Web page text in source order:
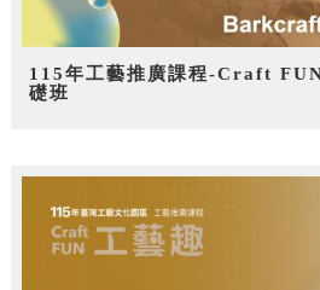
115年工藝推廣課程-Craft
礎班